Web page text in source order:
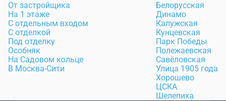
От застройщика
На 1 этаже
С отдельным входом
С отделкой
Под отделку
Особняк
На Садовом кольце
В Москва-Сити
Белорусская
Динамо
Калужская
Кунцевская
Парк Победы
Полежаевская
Савёловская
Улица 1905 года
Хорошево
ЦСКА
Шелепиха